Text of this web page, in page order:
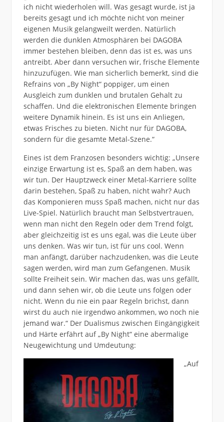
ich nicht wiederholen will. Was gesagt wurde, ist ja
bereits gesagt und ich möchte nicht von meiner
eigenen Musik gelangweilt werden. Natürlich
werden die dunklen Atmosphären bei DAGOBA
immer bestehen bleiben, denn das ist es, was uns
antreibt. Aber dann versuchen wir, frische Elemente
hinzuzufügen. Wie man sicherlich bemerkt, sind die
Refrains von „By Night“ poppiger, um einen
Ausgleich zum dunklen und brutalen Gehalt zu
schaffen. Und die elektronischen Elemente bringen
weitere Dynamik hinein. Es ist uns ein Anliegen,
etwas Frisches zu bieten. Nicht nur für DAGOBA,
sondern für die gesamte Metal-Szene.“
Eines ist dem Franzosen besonders wichtig: „Unsere
einzige Erwartung ist es, Spaß an dem haben, was
wir tun. Der Hauptzweck einer Metal-Karriere sollte
darin bestehen, Spaß zu haben, nicht wahr? Auch
das Komponieren muss Spaß machen, nicht nur das
Live-Spiel. Natürlich braucht man Selbstvertrauen,
wenn man nicht den Regeln oder dem Trend folgt,
aber gleichzeitig ist es uns egal, was die Leute über
uns denken. Was wir tun, ist für uns cool. Wenn
man anfängt, darüber nachzudenken, was die Leute
sagen werden, wird man zum Gefangenen. Musik
sollte Freiheit sein. Wir machen das, was uns gefällt,
und dann sehen wir, ob die Leute uns folgen oder
nicht. Wenn du nie ein paar Regeln brichst, dann
wirst du auch nie irgendwo ankommen, wo noch nie
jemand war.“ Der Dualismus zwischen Eingängigkeit
und Härte erfährt auf „By Night“ eine abermalige
Neugewichtung und Umdeutung:
„Auf